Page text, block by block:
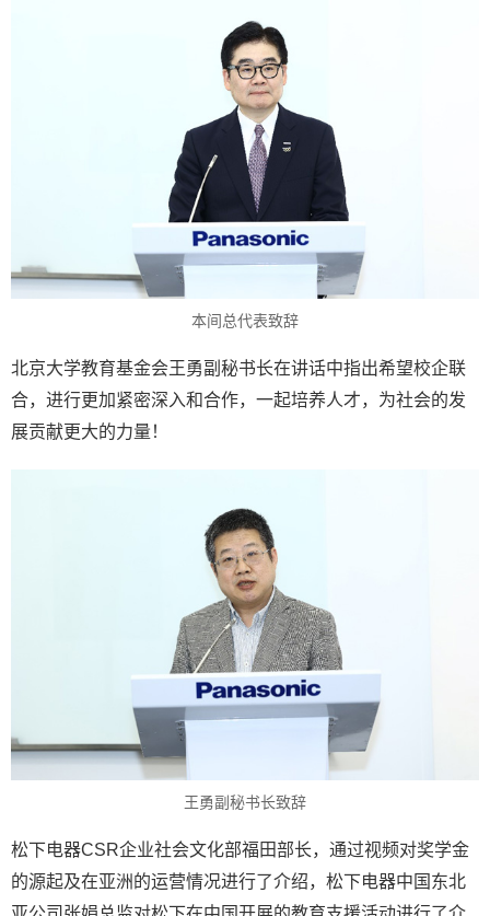
本间总代表致辞
北京大学教育基金会王勇副秘书长在讲话中指出希望校企联
合，进行更加紧密深入和合作，一起培养人才，为社会的发
展贡献更大的力量！
王勇副秘书长致辞
松下电器CSR企业社会文化部福田部长，通过视频对奖学金
的源起及在亚洲的运营情况进行了介绍，松下电器中国东北